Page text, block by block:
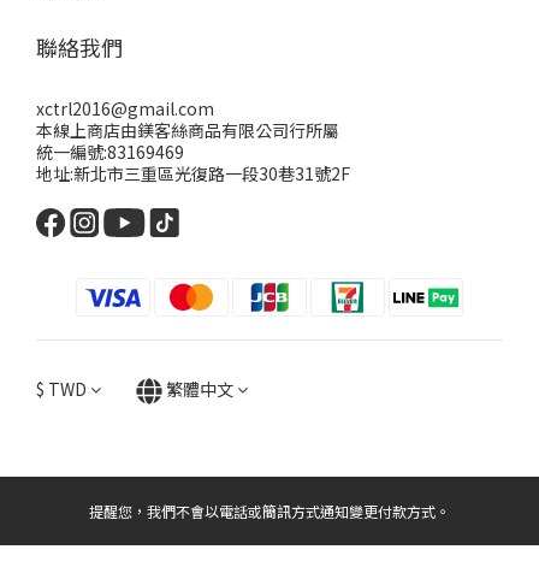
聯絡我們
xctrl2016@gmail.com
本線上商店由鎂客絲商品有限公司行所屬
統一編號:83169469
地址:新北市三重區光復路一段30巷31號2F
$ TWD 繁體中文
提醒您，我們不會以電話或簡訊方式通知變更付款方式。